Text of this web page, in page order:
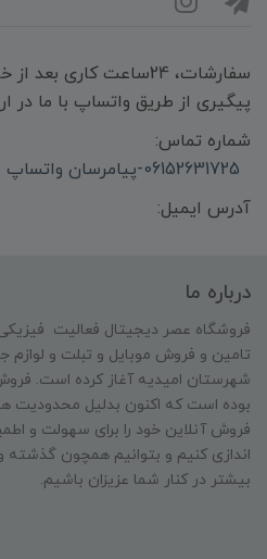
سفارشات، 24ساعت کاری
پیگیری از طریق واتساپ با ما در
شماره تماس:
06152631725-پیامرسان واتساپ 09339947850
آدرس ایمیل:
درباره ما
تامین و‌ فروش موبایل و تبلت و لوازم
شهرستان امیدیه آغاز کرده است.
بوده است که اکنون بدلیل محدودیت
فروش آنلاین خود را برای سهولت و
اندازی کنیم و بتوانیم همچون گذشته
بیشتر در کنار شما عزیزان باشیم.